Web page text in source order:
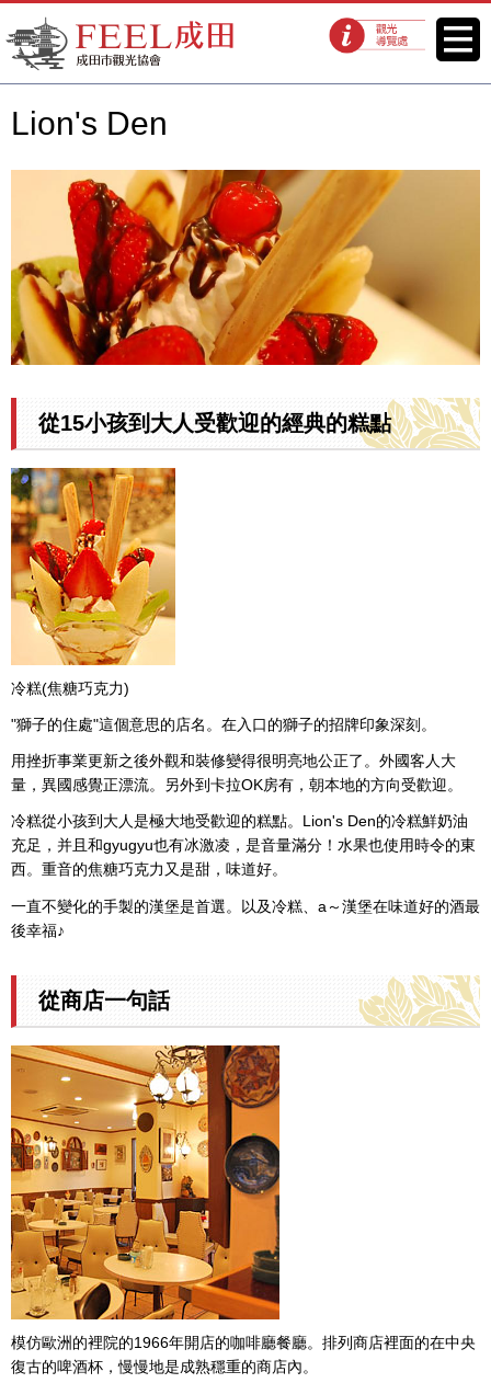
FEEL成田成田市觀光協會官方網
站
觀光導覽處 菜單
Lion's Den
從15小孩到大人受歡迎的經典的糕點
冷糕(焦糖巧克力)
"獅子的住處"這個意思的店名。在入口的獅子的招牌印象深刻。
用挫折事業更新之後外觀和裝修變得很明亮地公正了。外國客人大
量，異國感覺正漂流。另外到卡拉OK房有，朝本地的方向受歡迎。
冷糕從小孩到大人是極大地受歡迎的糕點。Lion's Den的冷糕鮮奶油
充足，并且和gyugyu也有冰激凌，是音量滿分！水果也使用時令的東
西。重音的焦糖巧克力又是甜，味道好。
一直不變化的手製的漢堡是首選。以及冷糕、a～漢堡在味道好的酒最
後幸福♪
從商店一句話
模仿歐洲的裡院的1966年開店的咖啡廳餐廳。排列商店裡面的在中央
復古的啤酒杯，慢慢地是成熟穩重的商店內。